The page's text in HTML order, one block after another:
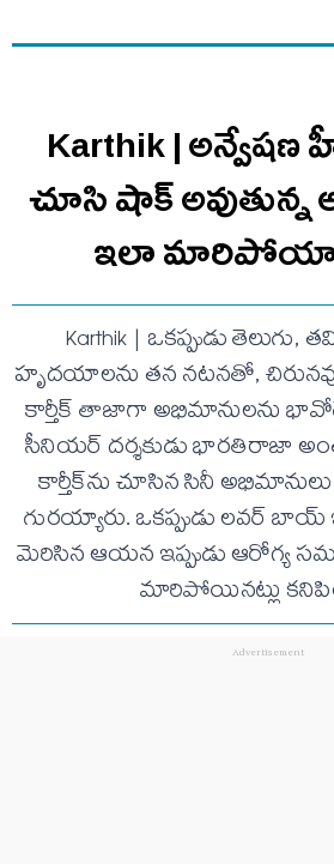
Karthik | అన్వేషణ
చూసి షాక్ అవుతున్న
ఇలా
Karthik | ఒకప్పుడు తెలుగు,
హృదయాలను తన నటనతో,
కార్తీక్ తాజాగా అభిమానులను
సీనియర్ దర్శకుడు భారతిరాజా
కార్తీక్‌ను చూసిన సినీ
గురయ్యారు. ఒకప్పుడు లవర్
మెరిసిన ఆయన ఇప్పుడు ఆరోగ్య
మారిపోయినట్లు